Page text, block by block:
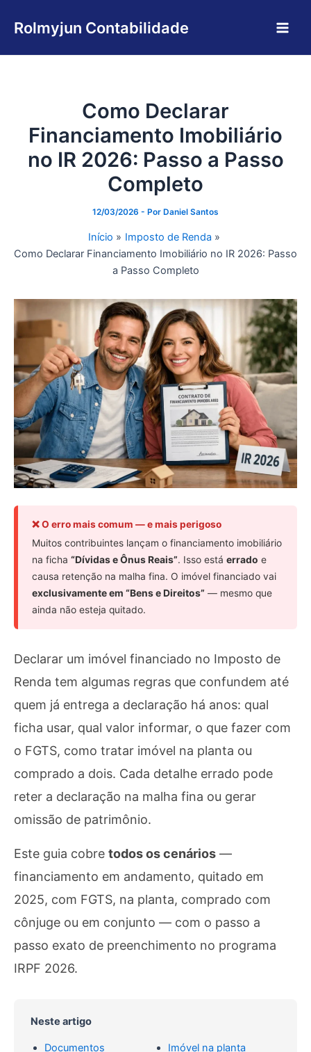
para
conteúdo
Rolmyjun Contabilidade
Como Declarar
Financiamento Imobiliário
no IR 2026: Passo a Passo
Completo
12/03/2026 - Por Daniel Santos
Início
Imposto de Renda
Como Declarar Financiamento Imobiliário no IR 2026: Passo
a Passo Completo
❌ O erro mais comum — e mais perigoso
Muitos contribuintes lançam o financiamento imobiliário
na ficha “Dívidas e Ônus Reais”. Isso está errado e
causa retenção na malha fina. O imóvel financiado vai
exclusivamente em “Bens e Direitos” — mesmo que
ainda não esteja quitado.
Declarar um imóvel financiado no Imposto de
Renda tem algumas regras que confundem até
quem já entrega a declaração há anos: qual
ficha usar, qual valor informar, o que fazer com
o FGTS, como tratar imóvel na planta ou
comprado a dois. Cada detalhe errado pode
reter a declaração na malha fina ou gerar
omissão de patrimônio.
Este guia cobre todos os cenários —
financiamento em andamento, quitado em
2025, com FGTS, na planta, comprado com
cônjuge ou em conjunto — com o passo a
passo exato de preenchimento no programa
IRPF 2026.
Neste artigo
Documentos
Imóvel na planta